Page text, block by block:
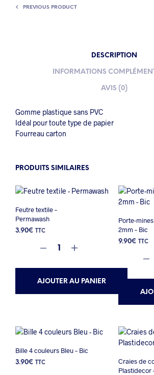
PREVIOUS PRODUCT
DESCRIPTION
INFORMATIONS
AVIS (0)
Gomme plastique sans PVC
Idéal pour toute type de papier
Fourreau carton
PRODUITS SIMILAIRES
Feutre textile –
Permawash
3.90€ TTC
AJOUTER AU PANIER
Porte-
2mm – Bic
9.90€ TTC
Bille 4 couleurs Bleu – Bic
3.90€ TTC
Craies de
Plastidecor